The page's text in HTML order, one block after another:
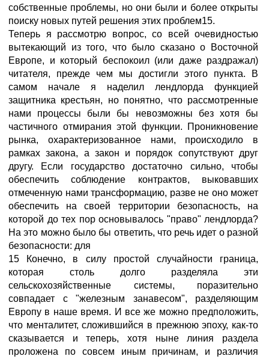
собственные проблемы, но они были и более открыты
поиску новых путей решения этих проблем15.
Теперь я рассмотрю вопрос, со всей очевидностью
вытекающий из того, что было сказано о Восточной
Европе, и который беспокоил (или даже раздражал)
читателя, прежде чем мы достигли этого пункта. В
самом начале я наделил лендлорда функцией
защитника крестьян, но понятно, что рассмотренные
нами процессы были бы невозможны без хотя бы
частичного отмирания этой функции. Проникновение
рынка, охарактеризованное нами, происходило в
рамках закона, а закон и порядок сопутствуют друг
другу. Если государство достаточно сильно, чтобы
обеспечить соблюдение контрактов, выковавших
отмеченную нами трансформацию, разве не оно может
обеспечить на своей территории безопасность, на
которой до тех пор основывалось "право" лендлорда?
На это можно было бы ответить, что речь идет о разной
безопасности: для
15 Конечно, в силу простой случайности граница,
которая столь долго разделяла эти
сельскохозяйственные системы, поразительно
совпадает с "железным занавесом", разделяющим
Европу в наше время. И все же можно предположить,
что менталитет, сложившийся в прежнюю эпоху, как-то
сказывается и теперь, хотя ныне линия раздела
проложена по совсем иным причинам, и различия